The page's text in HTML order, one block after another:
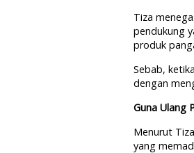
Tiza
pendukung
produk
Sebab,
dengan
Guna Ulang
Menurut
yang